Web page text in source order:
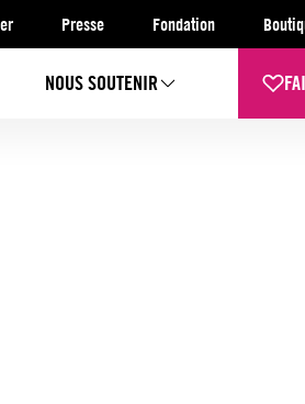
Presse Fondation
NOUS SOUTENIR